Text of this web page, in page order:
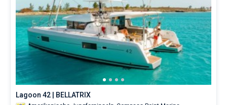
die
sich
Leben
ohne
Segel
nicht
vorstellen.
Nahe
Saint
Lagoon 42 | BELLATRIX